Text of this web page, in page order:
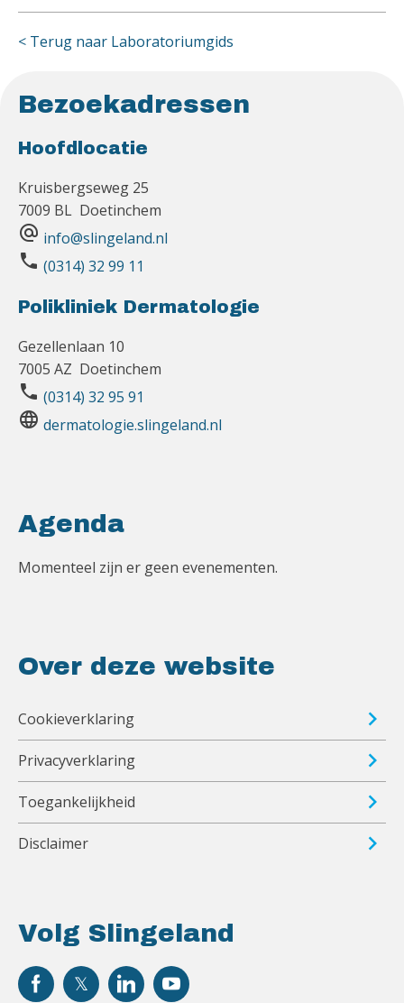
< Terug naar Laboratoriumgids
Bezoekadressen
Hoofdlocatie
Kruisbergseweg 25
7009 BL Doetinchem
alternate_email info@slingeland.nl
phone (0314) 32 99 11
Polikliniek Dermatologie
Gezellenlaan 10
7005 AZ Doetinchem
phone (0314) 32 95 91
language dermatologie.slingeland.nl
Volg Slingeland
Agenda
Momenteel zijn er geen evenementen.
Over deze website
Cookieverklaring
Privacyverklaring
Toegankelijkheid
Disclaimer